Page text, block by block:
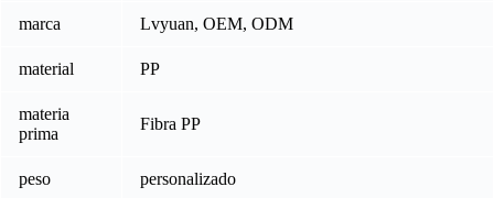
marca Lvyuan, OEM, ODM
material PP
materia
prima
Fibra PP
peso personalizado